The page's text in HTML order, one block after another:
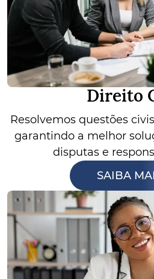
Direito
Resolvemos questões
garantindo a melhor
disputas e
SAIBA